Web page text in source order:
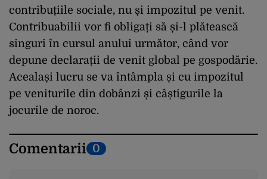
contribuțiile sociale, nu și impozitul pe venit.
Contribuabilii vor fi obligați să și-l plătească
singuri în cursul anului următor, când vor
depune declarații de venit global pe gospodărie.
Acealași lucru se va întâmpla și cu impozitul
pe veniturile din dobânzi și câștigurile la
jocurile de noroc.
Comentarii 0